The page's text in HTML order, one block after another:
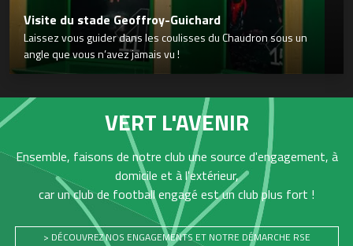
Visite du stade Geoffroy-Guichard
Laissez vous guider dans les coulisses du Chaudron sous un
angle que vous n’avez jamais vu !
VERT L'AVENIR
Ensemble, faisons de notre club une source d'engagement, à
domicile et à l'extérieur,
car un club de football engagé est un club plus fort !
> DÉCOUVREZ NOS ENGAGEMENTS ET NOTRE DÉMARCHE RSE